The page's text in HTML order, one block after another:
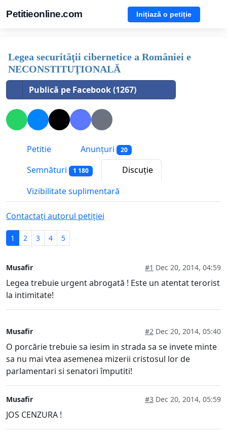
Petitieonline.com Inițiază o petiție
Legea securităţii cibernetice a României e
NECONSTITUŢIONALĂ
Publică pe Facebook (1267)
Petitie Anunțuri 20
Semnături 1 180
Discuție
Vizibilitate suplimentară
Contactați autorul petiției
1 2 3 4 5
Musafir #1 Dec 20, 2014, 04:59
Legea trebuie urgent abrogată ! Este un atentat terorist
la intimitate!
Musafir #2 Dec 20, 2014, 05:40
O porcărie trebuie sa iesim in strada sa se invete minte
sa nu mai vtea asemenea mizerii cristosul lor de
parlamentari si senatori împutiti!
Musafir #3 Dec 20, 2014, 05:59
JOS CENZURA !